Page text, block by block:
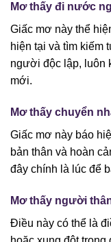
Mơ thấy đi nước
Giấc mơ này thể
hiện tại và tìm kiếm
người độc lập, luôn
mới.
Mơ thấy chuyển
Giấc mơ này báo
bản thân và hoàn
đây chính là lúc để
Mơ thấy người
Điều này có thể là